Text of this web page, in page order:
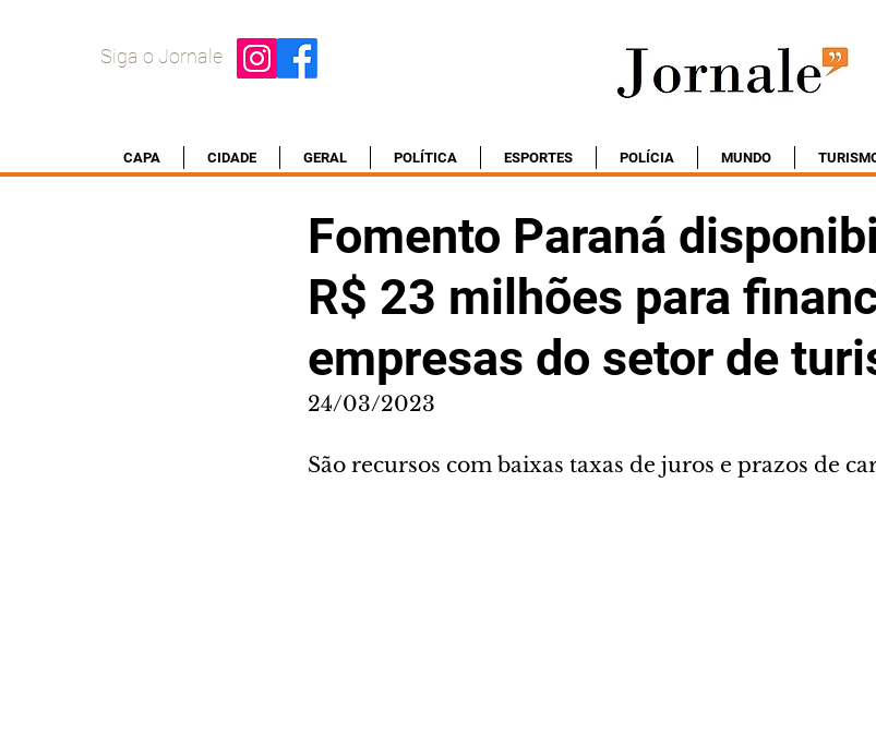
Siga o Jornale
CAPA CIDADE GERAL POLÍTICA ESPORTES POLÍCIA MUNDO
Fomento Paraná
R$ 23 milhões para
empresas do setor de
24/03/2023
São recursos com baixas taxas de juros e prazos de